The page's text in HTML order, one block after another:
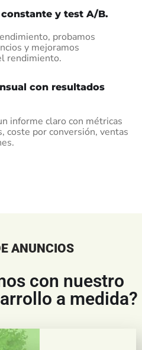
y test A/B.
probamos
y mejoramos
rendimiento.
con resultados
informe claro con métricas
coste por conversión, ventas
ANUNCIOS
con nuestro
a medida?